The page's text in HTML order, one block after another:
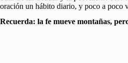
oración un hábito diario, y poco a poco
Recuerda: la fe mueve montañas,